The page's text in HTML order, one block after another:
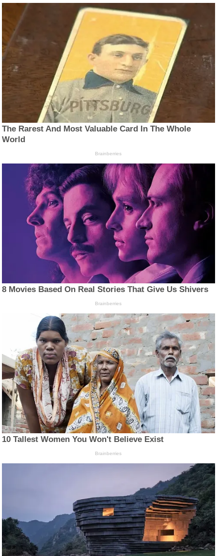
The Rarest And Most Valuable Card In The Whole
World
Brainberries
8 Movies Based On Real Stories That Give Us Shivers
Brainberries
10 Tallest Women You Won't Believe Exist
Brainberries